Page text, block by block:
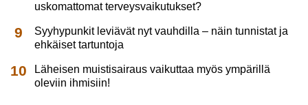
uskomattomat terveysvaikutukset?
Syyhypunkit leviävät nyt vauhdilla – näin tunnistat ja
ehkäiset tartuntoja
Läheisen muistisairaus vaikuttaa myös ympärillä
oleviin ihmisiin!